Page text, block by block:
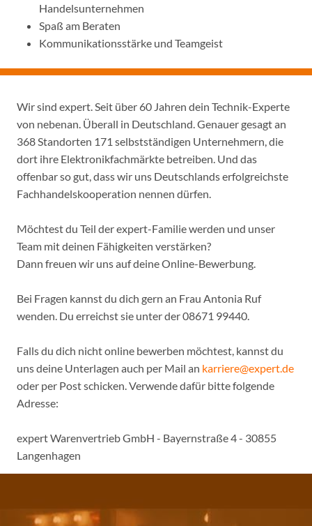
Handelsunternehmen
Spaß am Beraten
Kommunikationsstärke und Teamgeist
Wir sind expert. Seit über 60 Jahren dein Technik-Experte
von nebenan. Überall in Deutschland. Genauer gesagt an
368 Standorten 171 selbstständigen Unternehmern, die
dort ihre Elektronikfachmärkte betreiben. Und das
offenbar so gut, dass wir uns Deutschlands erfolgreichste
Fachhandelskooperation nennen dürfen.
Möchtest du Teil der expert-Familie werden und unser
Team mit deinen Fähigkeiten verstärken?
Dann freuen wir uns auf deine Online-Bewerbung.
Bei Fragen kannst du dich gern an Frau Antonia Ruf
wenden. Du erreichst sie unter der 08671 99440.
Falls du dich nicht online bewerben möchtest, kannst du
uns deine Unterlagen auch per Mail an karriere@expert.de
oder per Post schicken. Verwende dafür bitte folgende
Adresse:
expert Warenvertrieb GmbH - Bayernstraße 4 - 30855
Langenhagen